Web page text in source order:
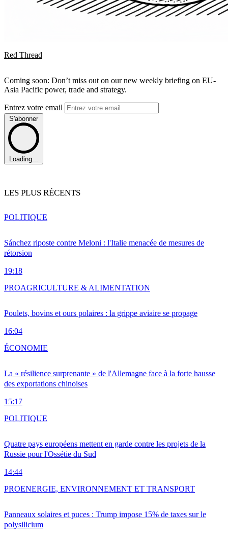
Red Thread
Coming soon: Don’t miss out on our new weekly briefing on EU-
Asia Pacific power, trade and strategy.
Entrez votre email
S'abonner
Loading...
LES PLUS RÉCENTS
Sánchez riposte contre Meloni : l'Italie menacée de mesures de
rétorsion
19:18
POLITIQUE
Poulets, bovins et ours polaires : la grippe aviaire se propage
16:04
PROAGRICULTURE & ALIMENTATION
La « résilience surprenante » de l'Allemagne face à la forte hausse
des exportations chinoises
15:17
ÉCONOMIE
Quatre pays européens mettent en garde contre les projets de la
Russie pour l'Ossétie du Sud
14:44
POLITIQUE
Panneaux solaires et puces : Trump impose 15% de taxes sur le
polysilicium
PROENERGIE, ENVIRONNEMENT ET TRANSPORT